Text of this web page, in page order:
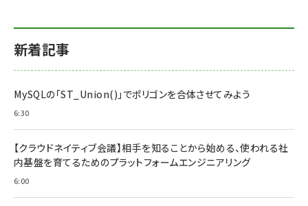
新着記事
MySQLの「ST_Union()」でポリゴンを合体させてみよう
6:30
【クラウドネイティブ会議】相手を知ることから始める、使われる社
内基盤を育てるためのプラットフォームエンジニアリング
6:00